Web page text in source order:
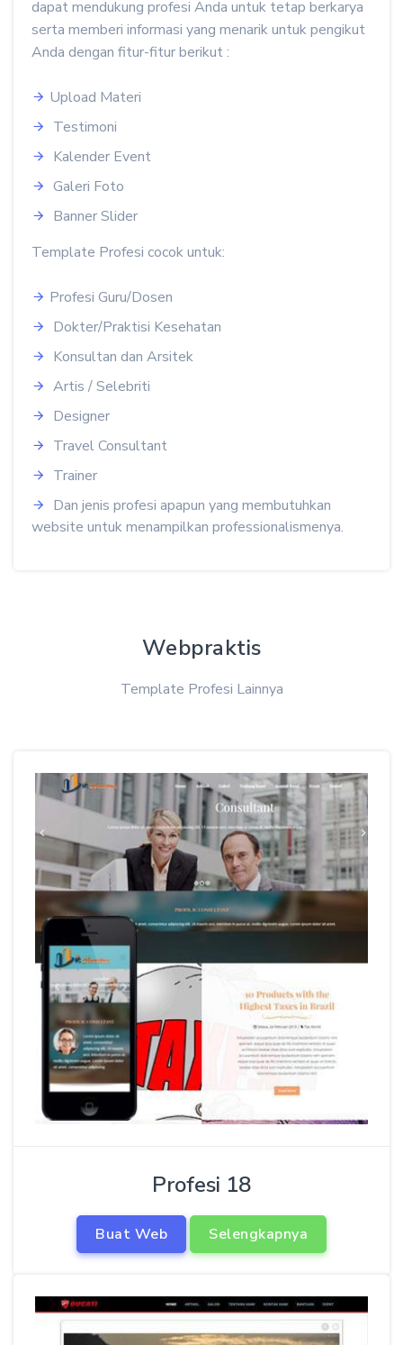
dapat mendukung profesi Anda untuk tetap berkarya
serta memberi informasi yang menarik untuk pengikut
Anda dengan fitur-fitur berikut :
Upload Materi
Testimoni
Kalender Event
Galeri Foto
Banner Slider
Template Profesi cocok untuk:
Profesi Guru/Dosen
Dokter/Praktisi Kesehatan
Konsultan dan Arsitek
Artis / Selebriti
Designer
Travel Consultant
Trainer
Dan jenis profesi apapun yang membutuhkan
website untuk menampilkan professionalismenya.
Webpraktis
Template Profesi Lainnya
Profesi 18
Buat Web Selengkapnya